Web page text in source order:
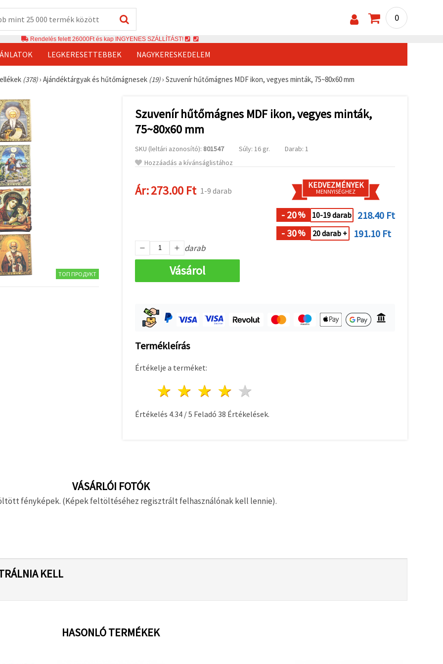
0
Rendelés felett 26000Ft és kap INGYENES SZÁLLÍTÁST!
LEGKERESETTEBBEK NAGYKERESKEDELEM
(378)› Ajándéktárgyak és hűtőmágnesek (19)› Szuvenír hűtőmágnes MDF ikon, vegyes minták, 75~80x60 mm
ТОП ПРОДУКТ
Szuvenír hűtőmágnes MDF ikon, vegyes minták,
75~80x60 mm
SKU (leltári azonosító): 801547 Súly: 16 gr.
Darab: 1
Hozzáadás a kívánságlistához
Ár:273.00 Ft 1-9 darab
KEDVEZMÉNYEK
MENNYISÉGHEZ
- 20% 10-19 darab
218.40 Ft
- 30% 20 darab + 191.10 Ft
darab
Vásárol
Termékleírás
Értékelje a terméket:
4 csillagok
3 csillagok
2 csillagok
1 csillag
Értékelés 4.34 /5 Feladó 38 Értékelések.
VÁSÁRLÓI FOTÓK
fényképek. (Képek feltöltéséhez regisztrált felhasználónak kell lennie).
KELL
HASONLÓ TERMÉKEK